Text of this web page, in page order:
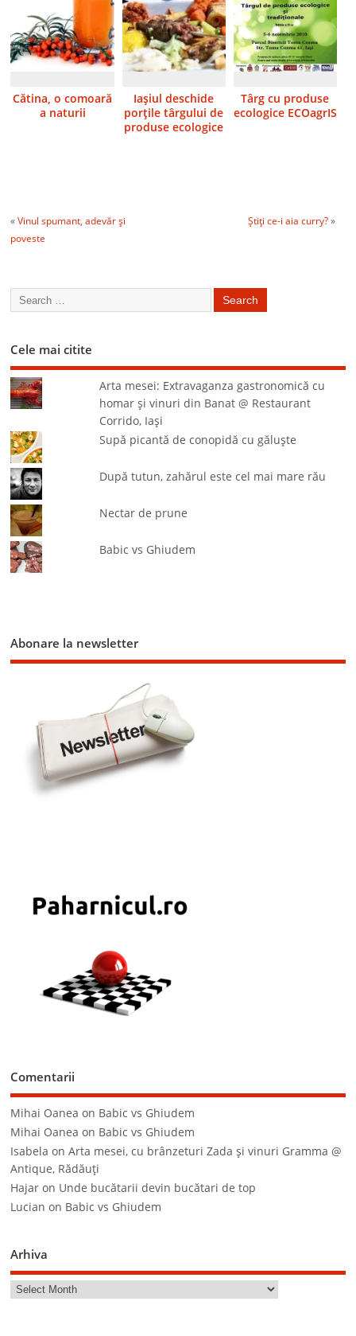
Cătina, o comoară
a naturii
Iaşiul deschide
porţile târgului de
produse ecologice
Târg cu produse
ecologice ECOagrIS
«Vinul spumant, adevăr şi
poveste
Ştiţi ce-i aia curry?»
Cele mai citite
Arta mesei: Extravaganza gastronomică cu
homar şi vinuri din Banat @ Restaurant
Corrido, Iaşi
Supă picantă de conopidă cu găluşte
După tutun, zahărul este cel mai mare rău
Nectar de prune
Babic vs Ghiudem
Abonare la newsletter
Comentarii
Mihai Oanea on Babic vs Ghiudem
Mihai Oanea on Babic vs Ghiudem
Isabela onArta mesei, cu brânzeturi Zada şi vinuri Gramma @
Antique, Rădăuţi
Hajar on Unde bucătarii devin bucătari de top
Lucian on Babic vs Ghiudem
Arhiva